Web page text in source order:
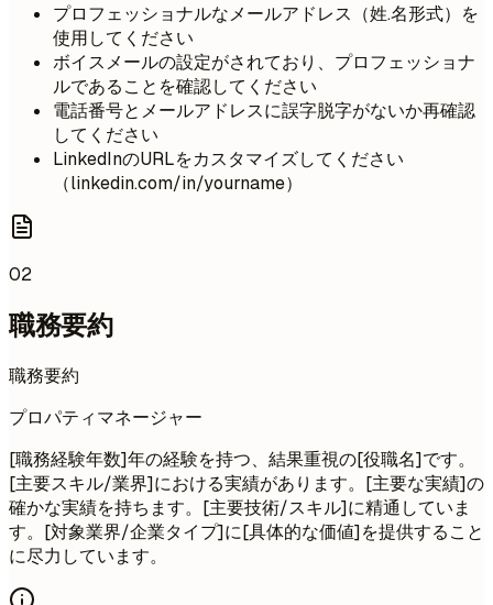
プロフェッショナルなメールアドレス（姓.名形式）を
使用してください
ボイスメールの設定がされており、プロフェッショナ
ルであることを確認してください
電話番号とメールアドレスに誤字脱字がないか再確認
してください
LinkedInのURLをカスタマイズしてください
（linkedin.com/in/yourname）
02
職務要約
職務要約
プロパティマネージャー
[職務経験年数]年の経験を持つ、結果重視の[役職名]です。
[主要スキル/業界]における実績があります。[主要な実績]の
確かな実績を持ちます。[主要技術/スキル]に精通していま
す。[対象業界/企業タイプ]に[具体的な価値]を提供すること
に尽力しています。